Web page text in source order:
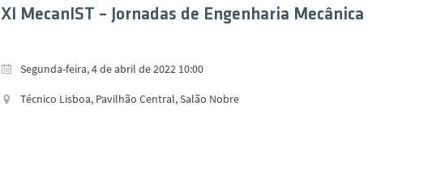
XI MecanIST – Jornadas de Engenharia Mecânica
Segunda-feira, 4 de abril de 2022 10:00
Técnico Lisboa, Pavilhão Central, Salão Nobre